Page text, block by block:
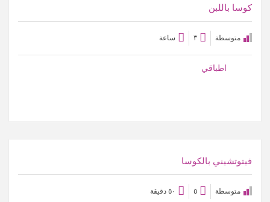
كوسا باللبن
متوسطة ساعة
اطباقي
فيتوتشيني بالكوسا
متوسطة